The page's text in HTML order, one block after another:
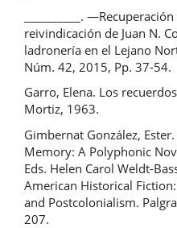
__________.
reivindicación de Juan N.
ladronería en el Lejano
Núm. 42, 2015, Pp. 37-54.
Garro, Elena. Los
Mortiz, 1963.
Gimbernat González,
Memory: A Polyphonic
Eds. Helen Carol Weldt-
American Historical
and Postcolonialism.
207.